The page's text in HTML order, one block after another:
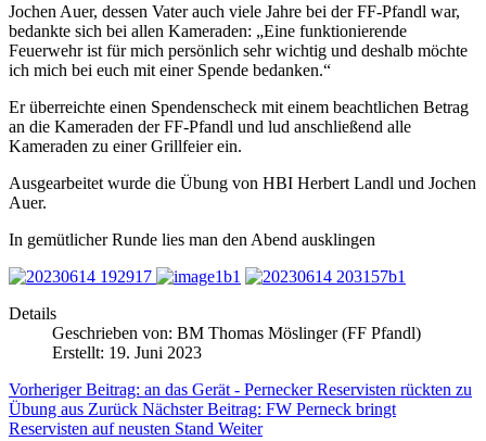
Jochen Auer, dessen Vater auch viele Jahre bei der FF-Pfandl war,
bedankte sich bei allen Kameraden: „Eine funktionierende
Feuerwehr ist für mich persönlich sehr wichtig und deshalb möchte
ich mich bei euch mit einer Spende bedanken.“
Er überreichte einen Spendenscheck mit einem beachtlichen Betrag
an die Kameraden der FF-Pfandl und lud anschließend alle
Kameraden zu einer Grillfeier ein.
Ausgearbeitet wurde die Übung von HBI Herbert Landl und Jochen
Auer.
In gemütlicher Runde lies man den Abend ausklingen
Details
Geschrieben von: BM Thomas Möslinger (FF Pfandl)
Erstellt: 19. Juni 2023
Vorheriger Beitrag: an das Gerät - Pernecker Reservisten rückten zu
Übung aus Zurück Nächster Beitrag: FW Perneck bringt
Reservisten auf neusten Stand Weiter